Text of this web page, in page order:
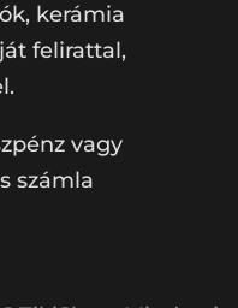
kerámia
felirattal,
vagy
számla